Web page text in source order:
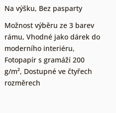
Na výšku, Bez pasparty
Možnost výběru ze 3 barev
rámu, Vhodné jako dárek do
moderního interiéru,
Fotopapír s gramáží 200
g/m², Dostupné ve čtyřech
rozměrech